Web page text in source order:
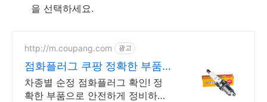
을 선택하세요.
http://m.coupang.com 광고
점화플러그 쿠팡 정확한 부품
로켓배송으로
차종별 순정 점화플러그 확인! 정
확한 부품으로 안전하게 정비하세